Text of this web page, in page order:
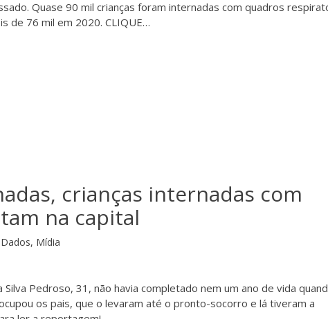
Quase 90 mil crianças foram internadas com quadros
de 76 mil em 2020. CLIQUE…
crianças internadas com
na capital
, Mídia
Pedroso, 31, não havia completado nem um ano de vida
os pais, que o levaram até o pronto-socorro e lá tiveram a